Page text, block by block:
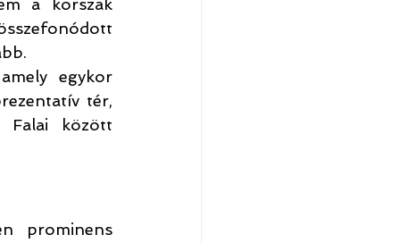
a korszak
egykor
tér,
Falai között
prominens